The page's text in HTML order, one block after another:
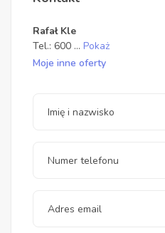
Rafał Kle
Tel.: 600 ... Pokaż
Moje inne oferty